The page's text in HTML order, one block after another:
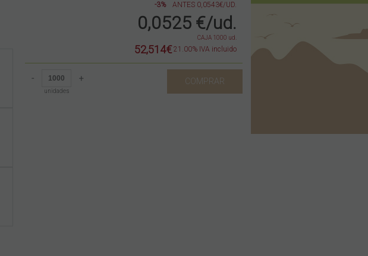
-3%
ANTES 0,0543€/UD.
0,0525 €/ud.
CAJA 1000 ud.
52,514€ 21.00% IVA incluido
-
unidades
+ COMPRAR